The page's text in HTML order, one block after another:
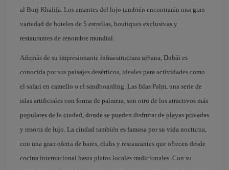
al Burj Khalifa. Los amantes del lujo también encontrarán una gran
variedad de hoteles de 5 estrellas, boutiques exclusivas y
restaurantes de renombre mundial.
Además de su impresionante infraestructura urbana, Dubái es
conocida por sus paisajes desérticos, ideales para actividades como
el safari en camello o el sandboarding. Las Islas Palm, una serie de
islas artificiales con forma de palmera, son otro de los atractivos más
populares de la ciudad, donde se pueden disfrutar de playas privadas
y resorts de lujo. La ciudad también es famosa por su vida nocturna,
con una gran oferta de bares, clubs y restaurantes que ofrecen desde
cocina internacional hasta platos locales tradicionales. Con su